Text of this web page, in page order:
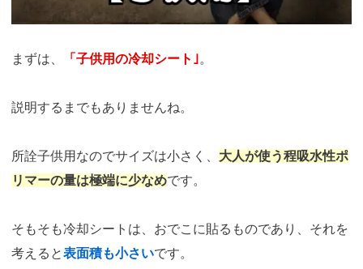
まずは、 「子供用の冷却シート｣。
説明するまでもありませんね。
所詮子供用なのでサイズは小さく、 大人が使う程吸水性ポ
リマーの量は極端に少なめです。
そもそも冷却シートは、おでこに貼るものであり、それを
考えると表面積も小さいです。